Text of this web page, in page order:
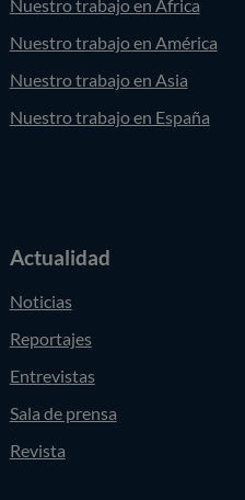
Nuestro trabajo en África
Nuestro trabajo en América
Nuestro trabajo en Asia
Nuestro trabajo en España
Actualidad
Noticias
Reportajes
Entrevistas
Sala de prensa
Revista